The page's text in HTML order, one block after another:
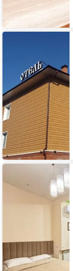
Гостиница
Отель
на